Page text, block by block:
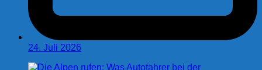
24. Juli 2026